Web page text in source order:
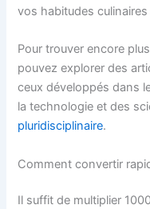
vos habitudes
Pour trouver encore
pouvez explorer des
ceux développés dans
la technologie et des
pluridisciplinaire.
Comment convertir
Il suffit de multiplier